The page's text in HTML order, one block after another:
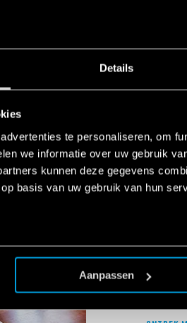
Details
te personaliseren, om
we informatie over uw gebruik
kunnen deze gegevens
basis van uw gebruik van hun
Aanpassen
FINDER
home en